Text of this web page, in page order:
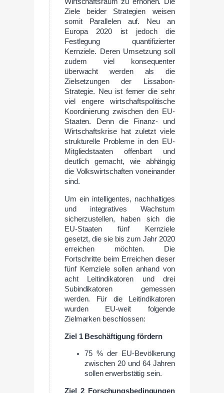
Ziele beider Strategien weisen
somit Parallelen auf. Neu an
Europa 2020 ist jedoch die
Festlegung quantifizierter
Kernziele. Deren Umsetzung soll
zudem viel konsequenter
überwacht werden als die
Zielsetzungen der Lissabon-
Strategie. Neu ist ferner die sehr
viel engere wirtschaftspolitische
Koordinierung zwischen den EU-
Staaten. Denn die Finanz- und
Wirtschaftskrise hat zuletzt viele
strukturelle Probleme in den EU-
Mitgliedstaaten offenbart und
deutlich gemacht, wie abhängig
die Volkswirtschaften voneinander
sind.
Um ein intelligentes, nachhaltiges
und integratives Wachstum
sicherzustellen, haben sich die
EU-Staaten fünf Kernziele
gesetzt, die sie bis zum Jahr 2020
erreichen möchten. Die
Fortschritte beim Erreichen dieser
fünf Kernziele sollen anhand von
acht Leitindikatoren und drei
Subindikatoren gemessen
werden. Für die Leitindikatoren
wurden EU-weit folgende
Zielmarken beschlossen:
Ziel 1 Beschäftigung fördern
75 % der EU-Bevölkerung
zwischen 20 und 64 Jahren
sollen erwerbstätig sein.
Ziel 2 Forschungsbedingungen